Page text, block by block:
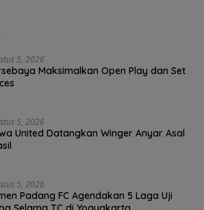
5, 2026
Maksimalkan Open Play dan Set
5, 2026
United Datangkan Winger Anyar Asal
5, 2026
Padang FC Agendakan 5 Laga Uji